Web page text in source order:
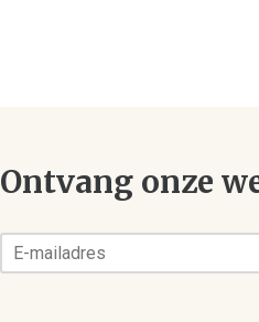
Ontvang onze